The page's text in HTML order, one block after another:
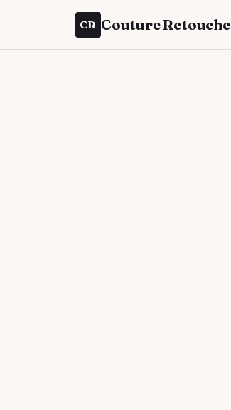
CR Couture Retouche